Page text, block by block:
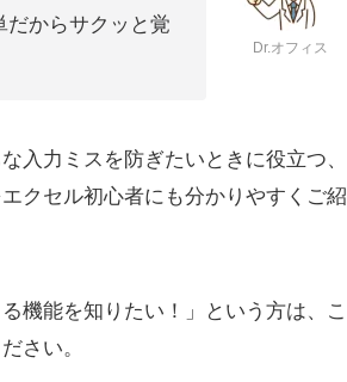
だからサクッと覚
Dr.オフィス
入力ミスを防ぎたいときに役立つ、
エクセル初心者にも分かりやすくご紹
機能を知りたい！」という方は、こ
さい。